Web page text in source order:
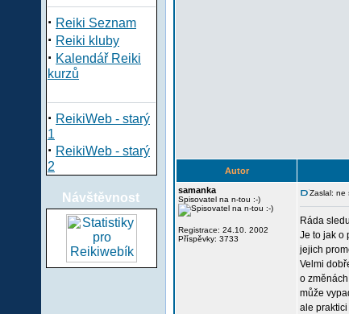
· Reiki Seznam
· Reiki kluby
· Kalendář Reiki
kurzů
· ReikiWeb - starý
1
· ReikiWeb - starý
2
Návštěvnost
Autor
samanka
Spisovatel na n-tou :-)
Registrace: 24.10. 2002
Příspěvky: 3733
Zaslal: ne
Ráda
Je to jak o
jejich
Velmi
o
může
ale